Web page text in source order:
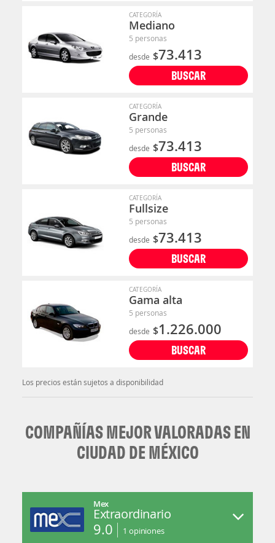
CATEGORÍA
Mediano
5 personas
desde $73.413
BUSCAR
CATEGORÍA
Grande
5 personas
desde $73.413
BUSCAR
CATEGORÍA
Fullsize
5 personas
desde $73.413
BUSCAR
CATEGORÍA
Gama alta
5 personas
desde $1.226.000
BUSCAR
Los precios están sujetos a disponibilidad
COMPAÑÍAS MEJOR VALORADAS EN
CIUDAD DE MÉXICO
Mex
Extraordinario
9.0 1 opiniones